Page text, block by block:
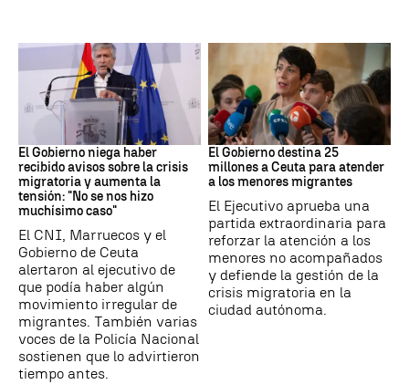
El Gobierno niega haber
recibido avisos sobre la crisis
migratoria y aumenta la
tensión: "No se nos hizo
muchísimo caso"
El CNI, Marruecos y el
Gobierno de Ceuta
alertaron al ejecutivo de
que podía haber algún
movimiento irregular de
migrantes. También varias
voces de la Policía Nacional
sostienen que lo advirtieron
tiempo antes.
Crisis migratoria
El Gobierno destina 25
millones a Ceuta para atender
a los menores migrantes
El Ejecutivo aprueba una
partida extraordinaria para
reforzar la atención a los
menores no acompañados
y defiende la gestión de la
crisis migratoria en la
ciudad autónoma.